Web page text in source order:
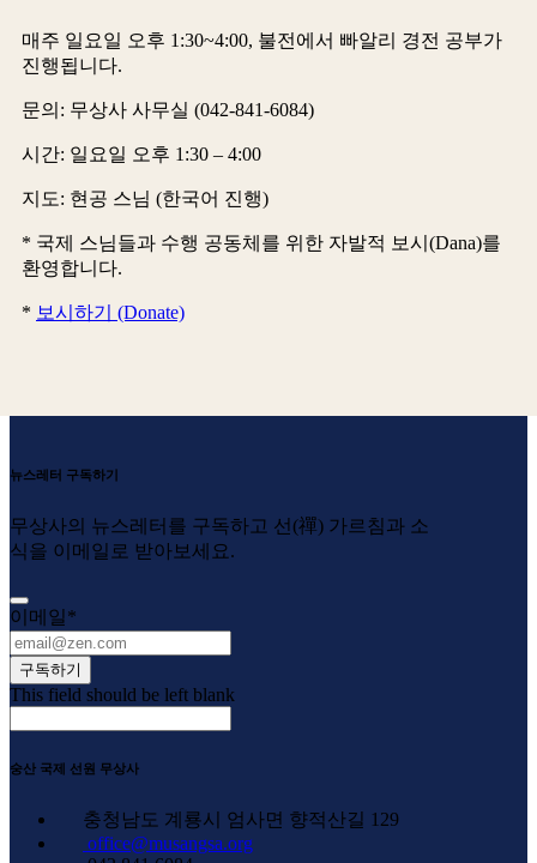
매주 일요일 오후 1:30~4:00, 불전에서 빠알리 경전 공부가
진행됩니다.
문의: 무상사 사무실 (042-841-6084)
시간: 일요일 오후 1:30 – 4:00
지도: 현공 스님 (한국어 진행)
* 국제 스님들과 수행 공동체를 위한 자발적 보시(Dana)를
환영합니다.
* 보시하기 (Donate)
뉴스레터 구독하기
무상사의 뉴스레터를 구독하고 선(禪) 가르침과 소
식을 이메일로 받아보세요.
이메일 *
구독하기
This field should be left blank
숭산 국제 선원 무상사
충청남도 계룡시 엄사면 향적산길 129
office@musangsa.org